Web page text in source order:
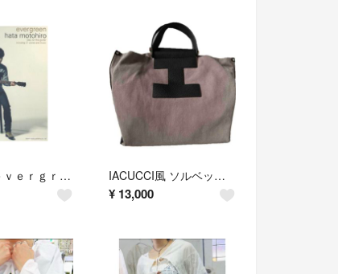
秦基博／ｅｖｅｒｇｒｅｅｎ IACUCCI風 ソルベット 3way リュックバックパック
¥ 13,000